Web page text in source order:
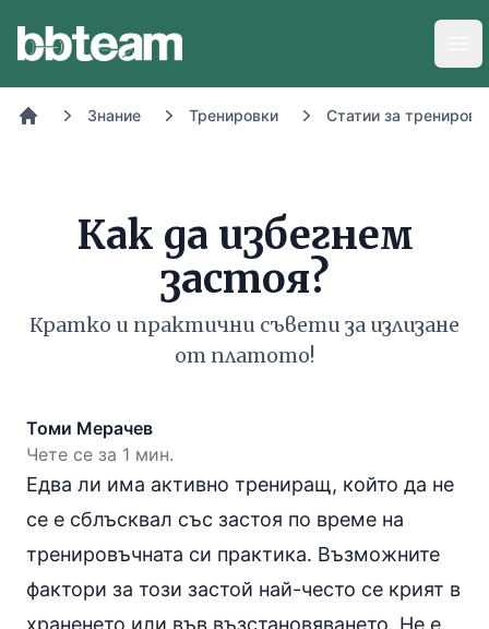
Знание Тренировки Статии за
Как да избегнем
застоя?
Кратко и практични съвети за излизане
от платото!
Томи Мерачев
Чете се за 1 мин.
Едва ли има активно трениращ, който да не
се е сблъсквал със застоя по време на
тренировъчната си практика. Възможните
фактори за този застой най-често се крият в
храненето или във възстановяването. Не е